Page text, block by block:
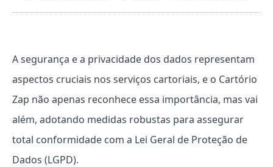
A segurança e a privacidade dos dados representam
aspectos cruciais nos serviços cartoriais, e o Cartório
Zap não apenas reconhece essa importância, mas vai
além, adotando medidas robustas para assegurar
total conformidade com a Lei Geral de Proteção de
Dados (LGPD).